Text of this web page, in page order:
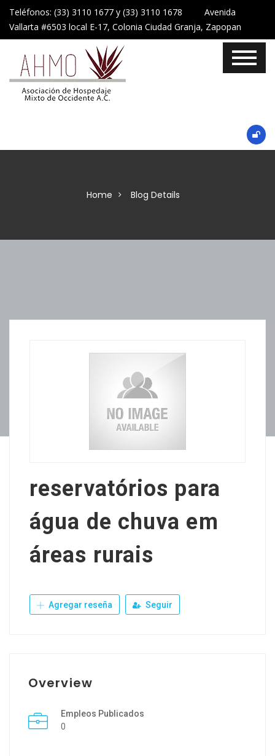
Teléfonos: (33) 3110 1677 y (33) 3110 1678 Avenida
Vallarta #6503 local E-17, Colonia Ciudad Granja, Zapopan
Home Blog Details
reservatórios para
água de chuva em
áreas rurais
Agregar reseña Seguir
Overview
Empleos Publicados
0